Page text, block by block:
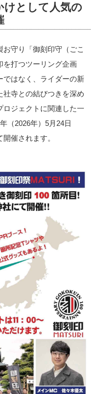
けとして人気の
守り「御刻印守（ごこ
を打つツーリング企画
ではなく、ライダーの新
社寺との結びつきを深め
ロジェクトに関連した一
（2026年）5月24日
催されます。